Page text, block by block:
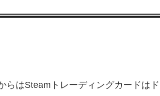
らはSteamトレーディングカードは